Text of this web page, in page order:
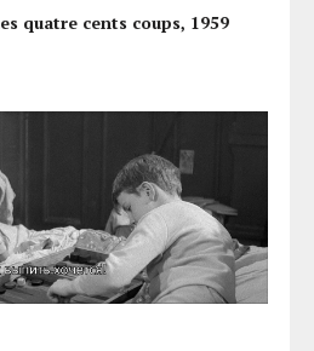
quatre cents coups, 1959